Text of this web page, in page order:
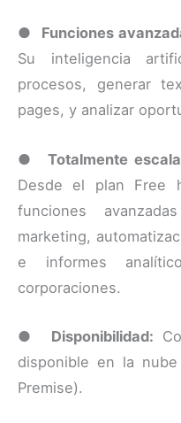
● Funciones
Su inteligencia
procesos, generar
pages, y analizar
● Totalmente
Desde el plan Free
funciones
marketing,
e informes
corporaciones.
● Disponibilidad:
disponible en la
Premise).